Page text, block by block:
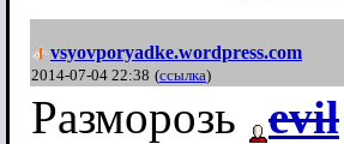
vsyovporyadke.wordpress.com
2014-07-04 22:38 (ссылка)
Разморозь evil